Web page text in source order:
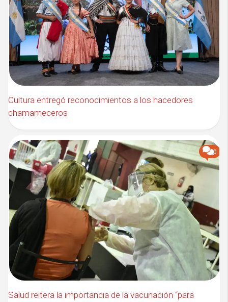
Cultura entregó reconocimientos a los hacedores
chamameceros
0
Salud reitera la importancia de la vacunación “para